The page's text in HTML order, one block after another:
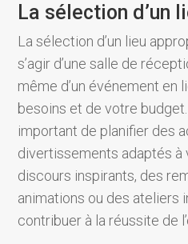
La sélection d’un
La sélection d’un lieu
s’agir d’une salle de
même d’un événement en
besoins et de votre
important de planifier des
divertissements adaptés à
discours inspirants, des
animations ou des ateliers
contribuer à la réussite de